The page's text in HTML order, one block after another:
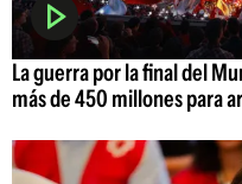
La guerra por la final del
más de 450 millones para